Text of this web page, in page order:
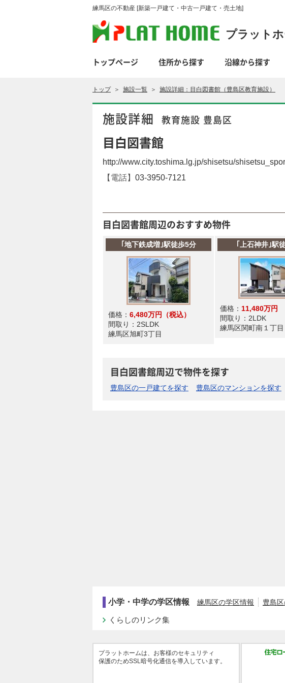
練馬区の不動産 [新築一戸建て・中古一戸建て・売土地]
プラット
トップページ 住所から探す 沿線から探す
トップ＞ 施設一覧 ＞ 施設詳細：目白図書館（豊島区教育施設）
施設詳細 教育施設 豊島区
目白図書館
http://www.city.toshima.lg.jp/shisetsu/
【電話】 03-3950-7121
目白図書館周辺のおすすめ物件
｢地下鉄成増｣駅徒歩5分
価格： 6,480万円
（税込）
間取り： 2SLDK
練馬区旭町3丁目
｢上石神井｣駅
価格： 11,480万円
間取り： 2LDK
練馬区関町南１丁目
目白図書館周辺で物件を探す
豊島区の一戸建てを探す 豊島区のマンションを探す
小学・中学の学区情報 練馬区の学区情報 豊島
くらしのリンク集
プラットホームは、お客様のセキュリティ
保護のためSSL暗号化通信を導入しています。